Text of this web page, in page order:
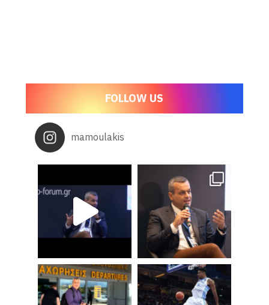
mamoulakis
FOLLOW US